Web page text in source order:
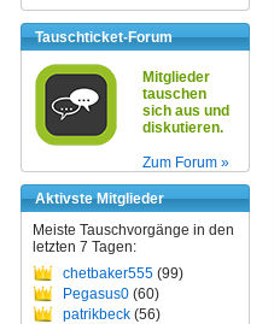
Tauschticket-Forum
Mitglieder
tauschen
sich aus und
diskutieren.
Zum Forum »
Aktivste Mitglieder
Meiste Tauschvorgänge in den
letzten 7 Tagen:
chetbaker555 (99)
Pegasus0 (60)
patrikbeck (56)